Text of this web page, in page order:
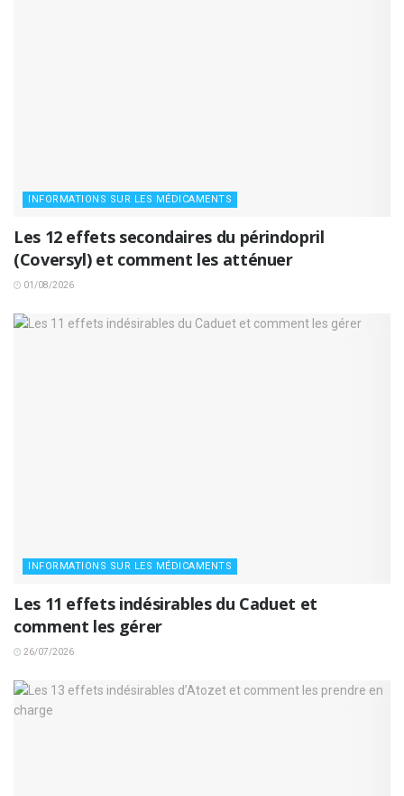
INFORMATIONS SUR LES MÉDICAMENTS
Les 12 effets secondaires du périndopril
(Coversyl) et comment les atténuer
01/08/2026
INFORMATIONS SUR LES MÉDICAMENTS
Les 11 effets indésirables du Caduet et
comment les gérer
26/07/2026